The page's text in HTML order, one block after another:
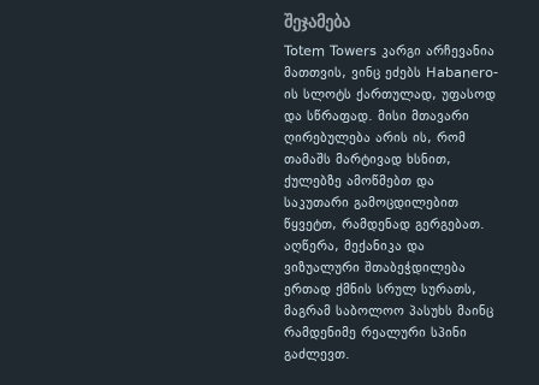
შეჯამება
Totem Towers კარგი არჩევანია
მათთვის, ვინც ეძებს Habanero-
ის სლოტს ქართულად, უფასოდ
და სწრაფად. მისი მთავარი
ღირებულება არის ის, რომ
თამაშს მარტივად ხსნით,
ქულებზე ამოწმებთ და
საკუთარი გამოცდილებით
წყვეტთ, რამდენად გერგებათ.
აღწერა, მექანიკა და
ვიზუალური შთაბეჭდილება
ერთად ქმნის სრულ სურათს,
მაგრამ საბოლოო პასუხს მაინც
რამდენიმე რეალური სპინი
გაძლევთ.